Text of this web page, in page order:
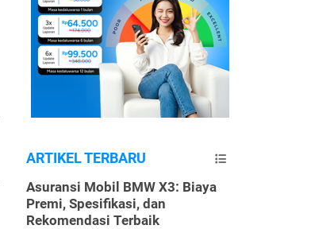
ARTIKEL TERBARU
Asuransi Mobil BMW X3: Biaya
Premi, Spesifikasi, dan
Rekomendasi Terbaik